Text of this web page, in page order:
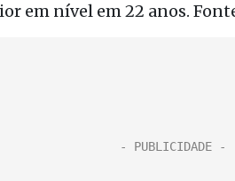
em nível em 22 anos.